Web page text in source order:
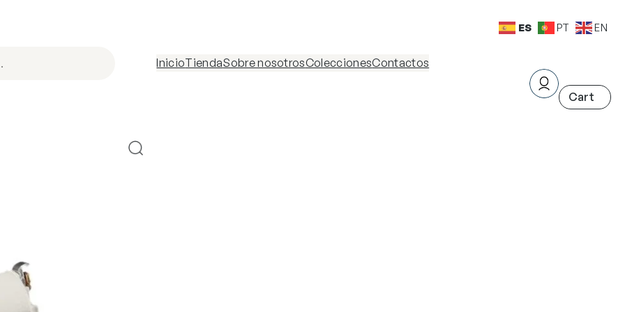
InicioTiendaSobre nosotrosColeccionesContactos
ES PT EN